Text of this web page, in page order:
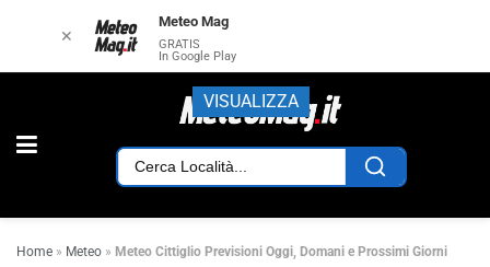
Home » Meteo » Meteo Cittiglio Previsioni Oggi, Domani e Prossimi Giorni
✕
Meteo Mag
GRATIS
In Google Play
VISUALIZZA